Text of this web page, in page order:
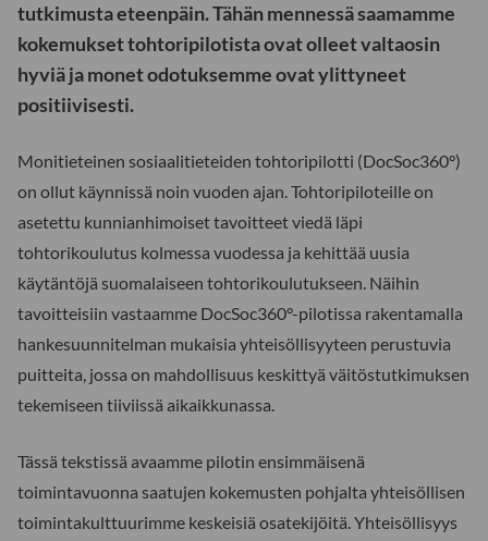
tutkimusta eteenpäin. Tähän mennessä saamamme
kokemukset tohtoripilotista ovat olleet valtaosin
hyviä ja monet odotuksemme ovat ylittyneet
positiivisesti.
Monitieteinen sosiaalitieteiden tohtoripilotti (DocSoc360°)
on ollut käynnissä noin vuoden ajan. Tohtoripiloteille on
asetettu kunnianhimoiset tavoitteet viedä läpi
tohtorikoulutus kolmessa vuodessa ja kehittää uusia
käytäntöjä suomalaiseen tohtorikoulutukseen. Näihin
tavoitteisiin vastaamme DocSoc360°-pilotissa rakentamalla
hankesuunnitelman mukaisia yhteisöllisyyteen perustuvia
puitteita, jossa on mahdollisuus keskittyä väitöstutkimuksen
tekemiseen tiiviissä aikaikkunassa.
Tässä tekstissä avaamme pilotin ensimmäisenä
toimintavuonna saatujen kokemusten pohjalta yhteisöllisen
toimintakulttuurimme keskeisiä osatekijöitä. Yhteisöllisyys